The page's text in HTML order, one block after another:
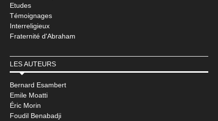
Etudes
Témoignages
Interreligieux
Fraternité d'Abraham
LES AUTEURS
Bernard Esambert
Emile Moatti
Éric Morin
Foudil Benabadji